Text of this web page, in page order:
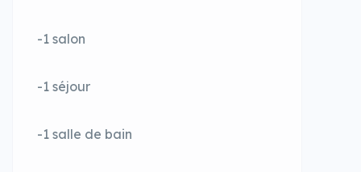
-1 salon
-1 séjour
-1 salle de bain